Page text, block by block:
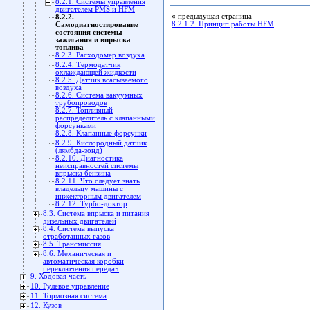
8.2.1. Системы управления
двигателем PMS и HFM
8.2.2.
Самодиагностирование
состояния системы
зажигания и впрыска
топлива
8.2.3. Расходомер воздуха
8.2.4. Термодатчик
охлаждающей жидкости
8.2.5. Датчик всасываемого
воздуха
8.2.6. Система вакуумных
трубопроводов
8.2.7. Топливный
распределитель с клапанными
форсунками
8.2.8. Клапанные форсунки
8.2.9. Кислородный датчик
(лямбда-зонд)
8.2.10. Диагностика
неисправностей системы
впрыска бензина
8.2.11. Что следует знать
владельцу машины с
инжекторным двигателем
8.2.12. Турбо-доктор
8.3. Система впрыска и питания
дизельных двигателей
8.4. Система выпуска
отработанных газов
8.5. Трансмиссия
8.6. Механическая и
автоматическая коробки
переключения передач
9. Ходовая часть
10. Рулевое управление
11. Тормозная система
12. Кузов
« предыдущая страница
8.2.1.2. Принцип работы HFM